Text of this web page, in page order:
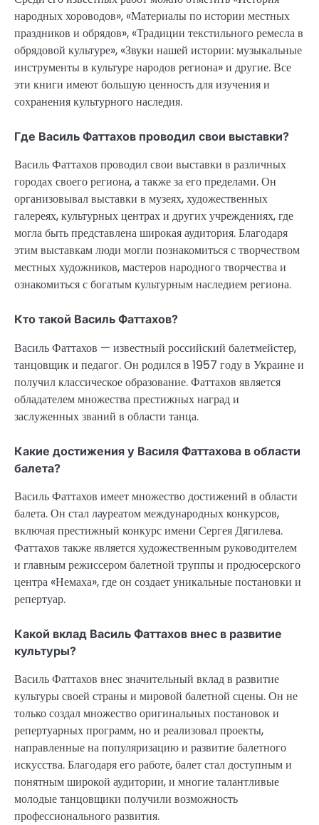
народных хороводов», «Материалы по истории местных
праздников и обрядов», «Традиции текстильного ремесла в
обрядовой культуре», «Звуки нашей истории: музыкальные
инструменты в культуре народов региона» и другие. Все
эти книги имеют большую ценность для изучения и
сохранения культурного наследия.
Где Василь Фаттахов проводил свои выставки?
Василь Фаттахов проводил свои выставки в различных
городах своего региона, а также за его пределами. Он
организовывал выставки в музеях, художественных
галереях, культурных центрах и других учреждениях, где
могла быть представлена широкая аудитория. Благодаря
этим выставкам люди могли познакомиться с творчеством
местных художников, мастеров народного творчества и
ознакомиться с богатым культурным наследием региона.
Кто такой Василь Фаттахов?
Василь Фаттахов — известный российский балетмейстер,
танцовщик и педагог. Он родился в 1957 году в Украине и
получил классическое образование. Фаттахов является
обладателем множества престижных наград и
заслуженных званий в области танца.
Какие достижения у Василя Фаттахова в области
балета?
Василь Фаттахов имеет множество достижений в области
балета. Он стал лауреатом международных конкурсов,
включая престижный конкурс имени Сергея Дягилева.
Фаттахов также является художественным руководителем
и главным режиссером балетной труппы и продюсерского
центра «Немаха», где он создает уникальные постановки и
репертуар.
Какой вклад Василь Фаттахов внес в развитие
культуры?
Василь Фаттахов внес значительный вклад в развитие
культуры своей страны и мировой балетной сцены. Он не
только создал множество оригинальных постановок и
репертуарных программ, но и реализовал проекты,
направленные на популяризацию и развитие балетного
искусства. Благодаря его работе, балет стал доступным и
понятным широкой аудитории, и многие талантливые
молодые танцовщики получили возможность
профессионального развития.